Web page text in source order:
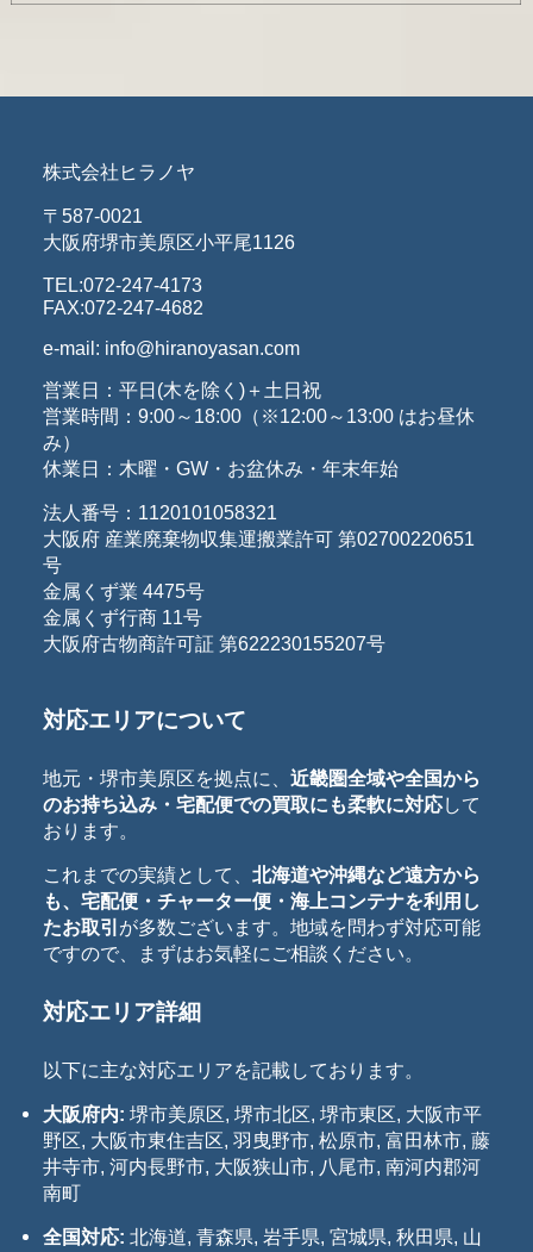
株式会社ヒラノヤ
〒587-0021
大阪府堺市美原区小平尾1126
TEL:072-247-4173
FAX:072-247-4682
e-mail: info@hiranoyasan.com
営業日：平日(木を除く)＋土日祝
営業時間：9:00～18:00（※12:00～13:00 はお昼休
み）
休業日：木曜・GW・お盆休み・年末年始
法人番号：1120101058321
大阪府 産業廃棄物収集運搬業許可 第02700220651
号
金属くず業 4475号
金属くず行商 11号
大阪府古物商許可証 第622230155207号
対応エリアについて
地元・堺市美原区を拠点に、 近畿圏全域や全国から
のお持ち込み・宅配便での買取にも柔軟に対応して
おります。
これまでの実績として、 北海道や沖縄など遠方から
も、宅配便・チャーター便・海上コンテナを利用し
たお取引 が多数ございます。地域を問わず対応可能
ですので、まずはお気軽にご相談ください。
対応エリア詳細
以下に主な対応エリアを記載しております。
大阪府内: 堺市美原区, 堺市北区, 堺市東区, 大阪市平
野区, 大阪市東住吉区, 羽曳野市, 松原市, 富田林市, 藤
井寺市, 河内長野市, 大阪狭山市, 八尾市, 南河内郡河
南町
全国対応: 北海道, 青森県, 岩手県, 宮城県, 秋田県, 山